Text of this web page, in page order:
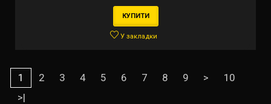
КУПИТИ
У закладки
1 2 3 4 5 6 7 8 9 >
10
>|